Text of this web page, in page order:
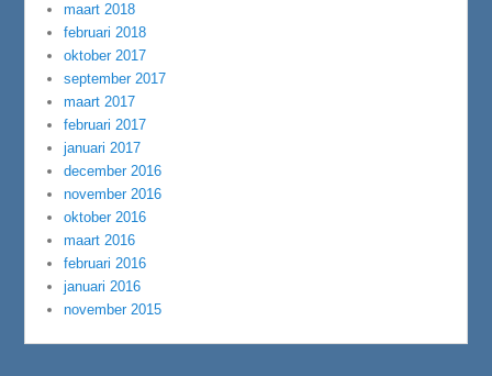
maart 2018
februari 2018
oktober 2017
september 2017
maart 2017
februari 2017
januari 2017
december 2016
november 2016
oktober 2016
maart 2016
februari 2016
januari 2016
november 2015